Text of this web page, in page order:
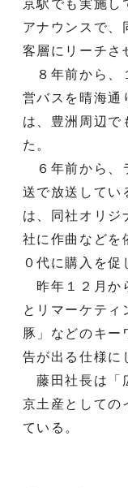
京駅でも実施し
アナウンスで、
客層にリーチさ
８年前から、
営バスを晴海通
は、豊洲周辺で
た。
６年前から、
送で放送してい
は、同社オリジ
社に作曲などを
０代に購入を促
昨年１２月か
とリマーケティ
豚」などのキー
告が出る仕様に
藤田社長は「
京土産としての
ている。